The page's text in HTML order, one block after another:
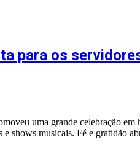
para os
uma grande celebração
e shows musicais. Fé e